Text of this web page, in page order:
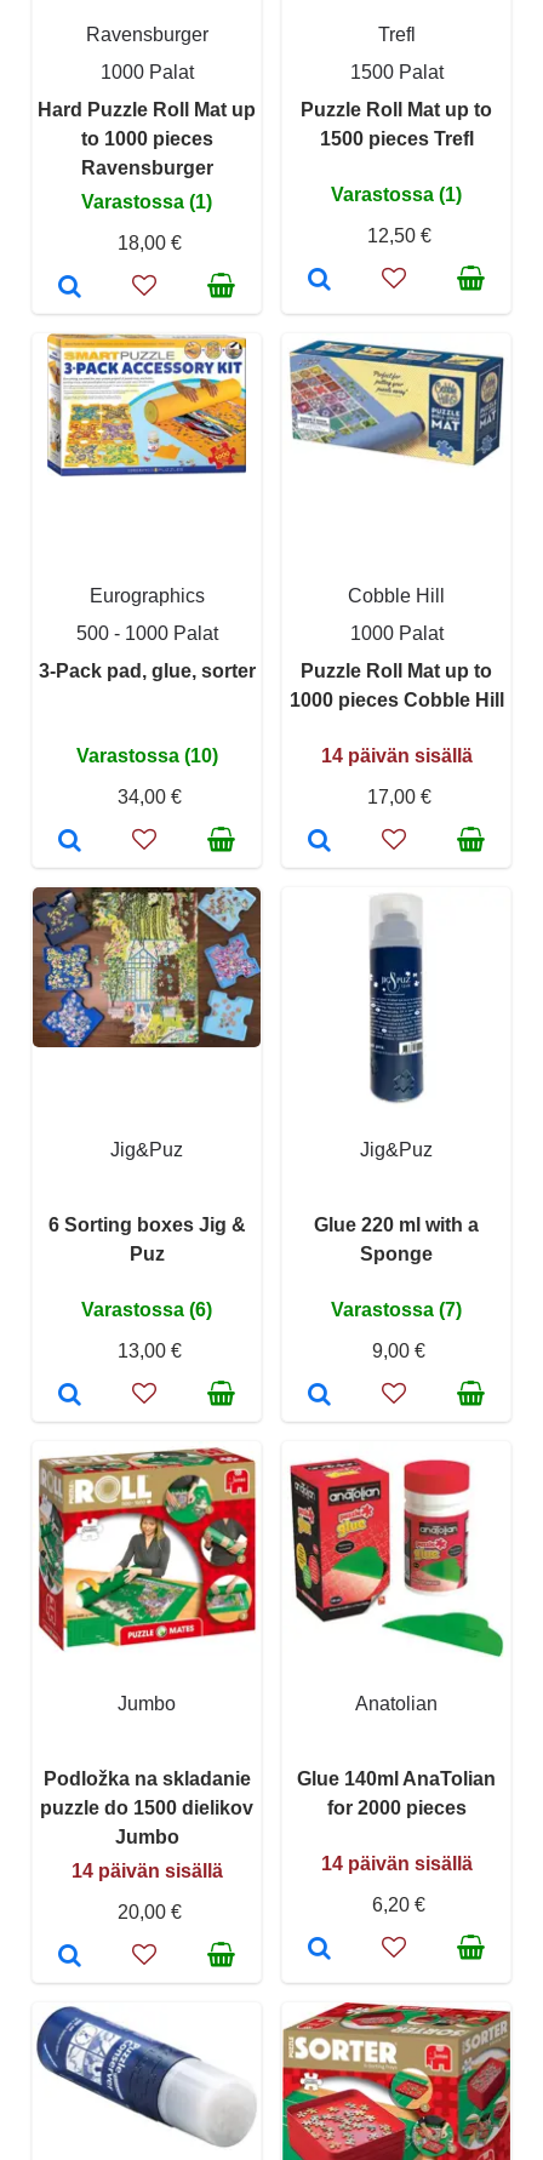
Ravensburger
1000 Palat
Hard Puzzle Roll Mat up
to 1000 pieces
Ravensburger
Varastossa (1)
18,00 €
Trefl
1500 Palat
Puzzle Roll Mat up to
1500 pieces Trefl
Varastossa (1)
12,50 €
Eurographics
500 - 1000 Palat
3-Pack pad, glue, sorter
Varastossa (10)
34,00 €
Cobble Hill
1000 Palat
Puzzle Roll Mat up to
1000 pieces Cobble Hill
14 päivän sisällä
17,00 €
Jig&Puz
6 Sorting boxes Jig &
Puz
Varastossa (6)
13,00 €
Jig&Puz
Glue 220 ml with a
Sponge
Varastossa (7)
9,00 €
Jumbo
Podložka na skladanie
puzzle do 1500 dielikov
Jumbo
14 päivän sisällä
20,00 €
Anatolian
Glue 140ml AnaTolian
for 2000 pieces
14 päivän sisällä
6,20 €